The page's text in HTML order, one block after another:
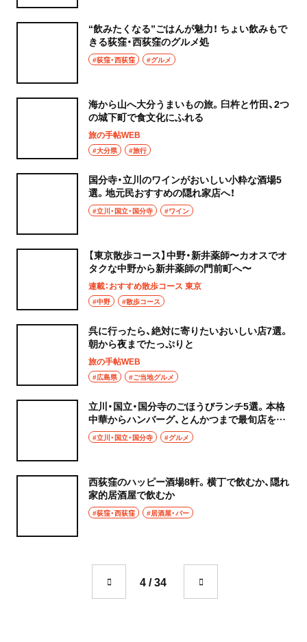
“飲みたくなる”ごはんが魅力！ ちょい飲みもで
きる荻窪・西荻窪のグルメ処
#荻窪・西荻窪 #グルメ
海から山へ大分うまいもの旅。臼杵と竹田、2つ
の城下町で食文化にふれる
旅の手帖WEB
#大分県 #旅行
国分寺・立川のワインがおいしい小粋な酒場5
選。地元民おすすめの隠れ家店へ！
#立川・国立・国分寺 #ワイン
【東京散歩コース】中野・新井薬師〜カオスでオ
タクな中野から新井薬師の門前町へ〜
連載：おすすめ散歩コース 東京
#中野 #散歩コース
呉に行ったら、絶対に寄りたいおいしい店7選。
朝から夜までたっぷりと
旅の手帖WEB
#広島県 #ご当地グルメ
立川・国立・国分寺のごほうびランチ5選。本格
中華からハンバーグ、とんかつまで最旬店を集
めました！
#立川・国立・国分寺 #グルメ
西荻窪のハッピー酒場8軒。横丁で飲むか、隠れ
家的居酒屋で飲むか
#荻窪・西荻窪 #居酒屋・バー
4 / 34